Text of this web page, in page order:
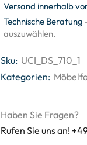
Versand innerhalb
Technische Beratung
auszuwählen.
Sku: UCI_DS_710_1
Kategorien:
Haben Sie Fragen?
Rufen Sie uns an!